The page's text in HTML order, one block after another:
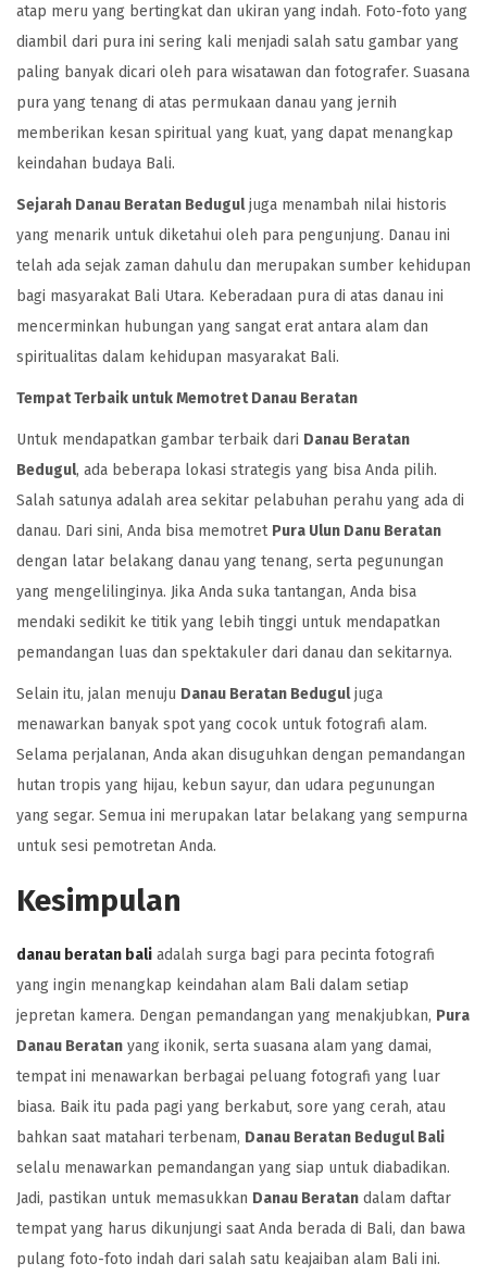
atap meru yang bertingkat dan ukiran yang indah. Foto-foto yang
diambil dari pura ini sering kali menjadi salah satu gambar yang
paling banyak dicari oleh para wisatawan dan fotografer. Suasana
pura yang tenang di atas permukaan danau yang jernih
memberikan kesan spiritual yang kuat, yang dapat menangkap
keindahan budaya Bali.
Sejarah Danau Beratan Beduguljuga menambah nilai historis
yang menarik untuk diketahui oleh para pengunjung. Danau ini
telah ada sejak zaman dahulu dan merupakan sumber kehidupan
bagi masyarakat Bali Utara. Keberadaan pura di atas danau ini
mencerminkan hubungan yang sangat erat antara alam dan
spiritualitas dalam kehidupan masyarakat Bali.
Tempat Terbaik untuk Memotret Danau Beratan
Untuk mendapatkan gambar terbaik dari Danau Beratan
Bedugul, ada beberapa lokasi strategis yang bisa Anda pilih.
Salah satunya adalah area sekitar pelabuhan perahu yang ada di
danau. Dari sini, Anda bisa memotret Pura Ulun Danu Beratan
dengan latar belakang danau yang tenang, serta pegunungan
yang mengelilinginya. Jika Anda suka tantangan, Anda bisa
mendaki sedikit ke titik yang lebih tinggi untuk mendapatkan
pemandangan luas dan spektakuler dari danau dan sekitarnya.
Selain itu, jalan menuju Danau Beratan Beduguljuga
menawarkan banyak spot yang cocok untuk fotografi alam.
Selama perjalanan, Anda akan disuguhkan dengan pemandangan
hutan tropis yang hijau, kebun sayur, dan udara pegunungan
yang segar. Semua ini merupakan latar belakang yang sempurna
untuk sesi pemotretan Anda.
Kesimpulan
danau beratan bali adalah surga bagi para pecinta fotografi
yang ingin menangkap keindahan alam Bali dalam setiap
jepretan kamera. Dengan pemandangan yang menakjubkan, Pura
Danau Beratan yang ikonik, serta suasana alam yang damai,
tempat ini menawarkan berbagai peluang fotografi yang luar
biasa. Baik itu pada pagi yang berkabut, sore yang cerah, atau
bahkan saat matahari terbenam, Danau Beratan Bedugul Bali
selalu menawarkan pemandangan yang siap untuk diabadikan.
Jadi, pastikan untuk memasukkan Danau Beratan dalam daftar
tempat yang harus dikunjungi saat Anda berada di Bali, dan bawa
pulang foto-foto indah dari salah satu keajaiban alam Bali ini.